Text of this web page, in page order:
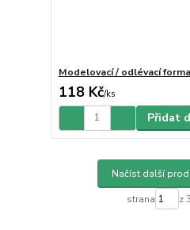
Modelovací / odlévací
118 Kč/ks
Přidat
Načíst další
strana z 3